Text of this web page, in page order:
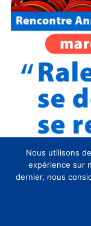
Évènements
Nous utilisons
expérience sur
dernier, nous